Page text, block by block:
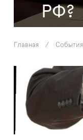
РФ?
Главная / События